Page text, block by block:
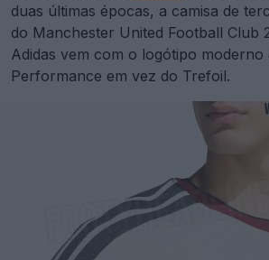
duas últimas épocas, a camisa de
do Manchester United Football Club
Adidas vem com o logótipo moderno
Performance em vez do Trefoil.